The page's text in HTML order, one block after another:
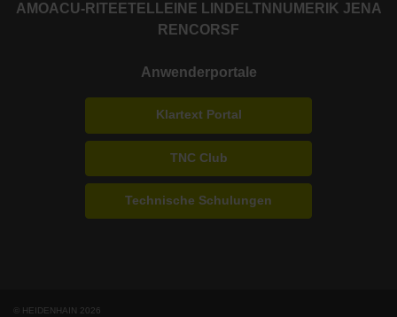
AMOACU-RITE ETEL LEINE LINDE LTN NUMERIK JENA
RENCORSF
Anwenderportale
Klartext Portal
TNC Club
Technische Schulungen
© HEIDENHAIN 2026